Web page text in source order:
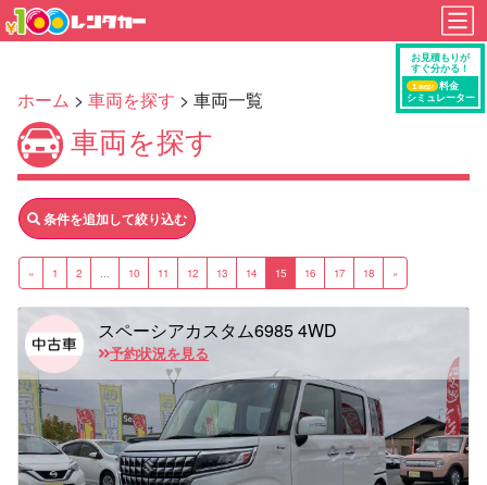
ホーム > 車両を探す > 車両一覧
車両を探す
« 1 2 ... 10 11 12 13 14 15 16 17 18 »
条件を追加して絞り込む
スペーシアカスタム6985 4WD
予約状況を見る